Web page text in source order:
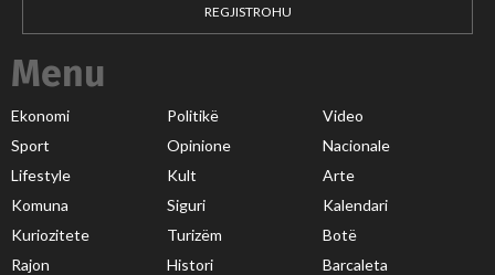
REGJISTROHU
Menu
Ekonomi Politikë
Video
Sport
Opinione
Nacionale
Lifestyle
Kult
Arte
Komuna
Siguri
Kalendari
Kuriozitete
Turizëm
Botë
Rajon
Histori
Barcaleta